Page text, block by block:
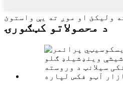
ولیکئ او موږ ته یې واستوئ
د محصولاتو کټګورۍ